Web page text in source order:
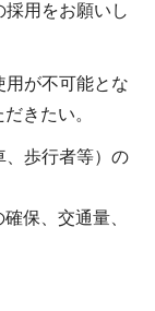
採用をお願いし
用が不可能とな
きたい。
、歩行者等）の
保、交通量、